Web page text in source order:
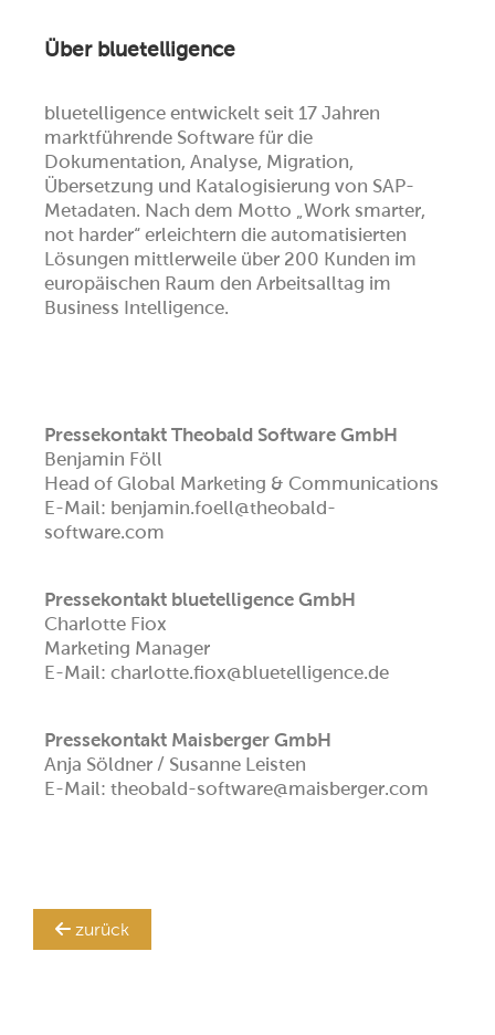
Über bluetelligence
bluetelligence entwickelt seit 17 Jahren
marktführende Software für die
Dokumentation, Analyse, Migration,
Übersetzung und Katalogisierung von SAP-
Metadaten. Nach dem Motto „Work smarter,
not harder“ erleichtern die automatisierten
Lösungen mittlerweile über 200 Kunden im
europäischen Raum den Arbeitsalltag im
Business Intelligence.
Pressekontakt Theobald Software GmbH
Benjamin Föll
Head of Global Marketing & Communications
E-Mail: benjamin.foell@theobald-
software.com
Pressekontakt bluetelligence GmbH
Charlotte Fiox
Marketing Manager
E-Mail: charlotte.fiox@bluetelligence.de
Pressekontakt Maisberger GmbH
Anja Söldner / Susanne Leisten
E-Mail: theobald-software@maisberger.com
zurück